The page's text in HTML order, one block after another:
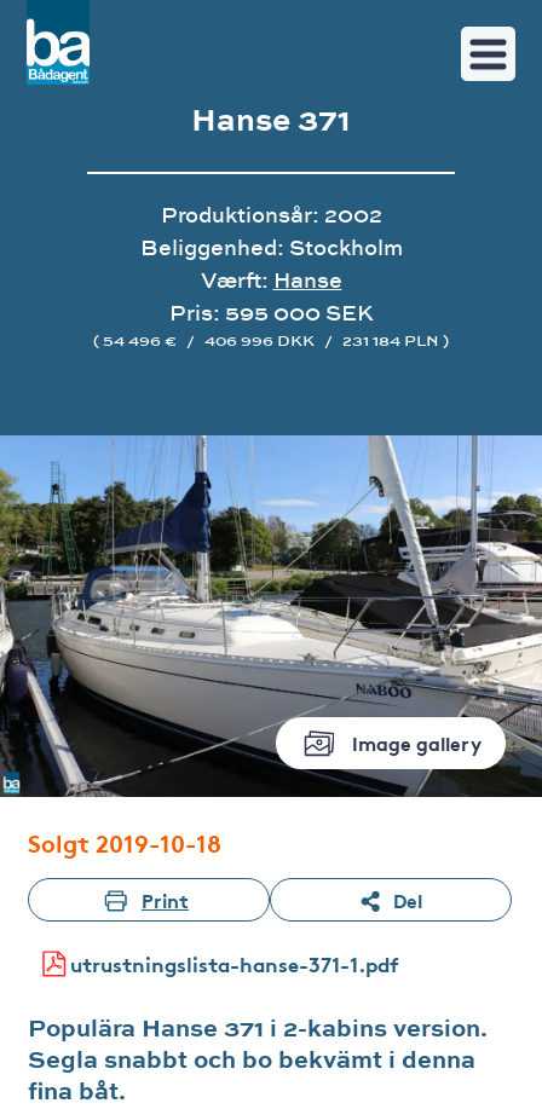
Image gallery
Hanse 371
Produktionsår: 2002
Beliggenhed: Stockholm
Værft: Hanse
Pris: 595 000 SEK
( 54 496 € / 406 996 DKK / 231 184 PLN )
Solgt 2019-10-18
Print Del
utrustningslista-hanse-371-1.pdf
Populära Hanse 371 i 2-kabins version.
Segla snabbt och bo bekvämt i denna
fina båt.